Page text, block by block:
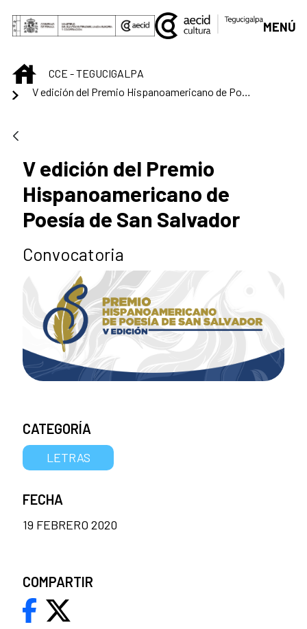
Saltar al contenido principal
MENÚ
INICIOCCE - TEGUCIGALPA
V edición del Premio Hispanoamericano de Poesía de San Salvador
V edición del Premio
Hispanoamericano de
Poesía de San Salvador
Convocatoria
CATEGORÍA
LETRAS
FECHA
19 FEBRERO 2020
COMPARTIR